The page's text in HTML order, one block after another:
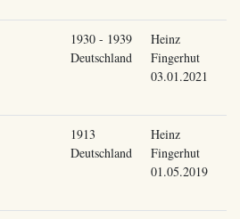
1930 - 1939
Deutschland
Heinz
Fingerhut
03.01.2021
1913
Deutschland
Heinz
Fingerhut
01.05.2019